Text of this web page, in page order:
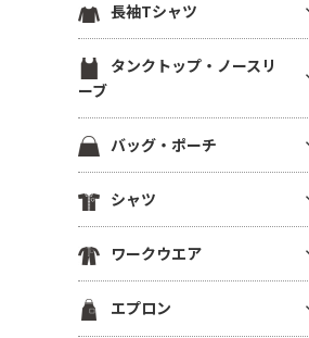
ブ）
ラグランTシャツ
後染め・タイダイTシャツ
クロップドTシャツ
きれいめ・上質プレミアムTシ
ボーダーTシャツ
グラフィックTシャツ
ワンピース・チュニック
メンズカットソー
裏毛(裏パイル)パーカー
裏起毛パーカー
ドライスウェット パーカー
パーカーその他
スウェットカーディガン
半袖スウェット
スポーツウエア ノースリーブ
ジャージ トラックパンツ
ハーフパンツ・ショーツ
ロングパンツ
スポーツ用インナー
ビブス
スポーツ ソックス
ブルゾン(裏地あり)
ブルゾン(厚手・防寒）
イベントブルゾン
コーチジャケット
スタジアムジャンパー
スポーツジャケット
フリースジャケット
ポンチョ
長袖Tシャツ
定番無地長袖Tシャツ
ドライ・機能性長袖Tシャツ
薄手長袖Tシャツ(4.9oz以下)
中肉長袖厚Tシャツ(5～5.5oz)
ヘビーウエイト長袖Tシャツ(5.
6～6.4oz)
厚手長袖Tシャツ(6.5oz～)
ビッグシルエット長袖Tシャツ
Vネック長袖Tシャツ
タンクトップ・ノースリ
ーブ
タンクトップ
ノースリーブ
ドライノースリーブ
キャミソール
バッグ・ポーチ
コットンバッグ
キャンバストートバッグ
ナイロン・ポリエステルバッグ
保冷・保温バッグ
シャツ
半袖シャツ
長袖シャツ
7分袖・5分袖シャツ
ワークウエア
ワークシャツ(半袖)
ワークシャツ(長袖)
エプロン